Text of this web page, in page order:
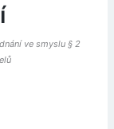
ve smyslu § 2